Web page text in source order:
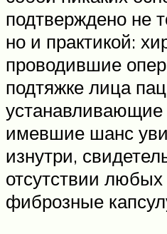
подтверждено не
но и практикой:
проводившие
подтяжке лица
устанавливающие
имевшие шанс
изнутри,
отсутствии
фиброзные